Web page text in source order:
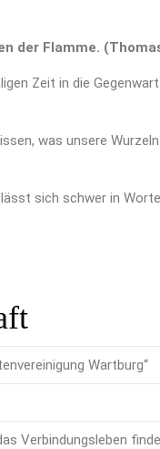
der Flamme.
Zeit in die
was unsere
sich schwer in
Wartburg“
Verbindungsleben